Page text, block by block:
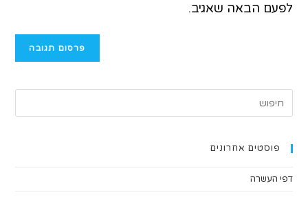
לפעם הבאה שאגיב.
פוסטים אחרונים
דפי העשרה